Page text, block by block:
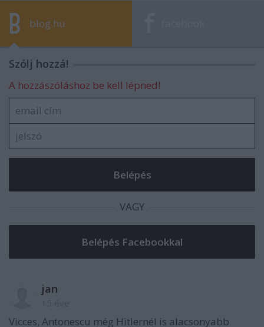
blog.hu
Szólj hozzá!
A hozzászóláshoz be kell lépned!
VAGY
jan
Vicces, Antonescu még Hitlernél is alacsonyabb